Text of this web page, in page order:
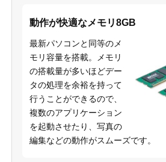
動作が快適なメモリ8GB
最新パソコンと同等のメ
モリ容量を搭載。メモリ
の搭載量が多いほどデー
タの処理を余裕を持って
行うことができるので、
複数のアプリケーション
を起動させたり、写真の
編集などの動作がスムーズです。